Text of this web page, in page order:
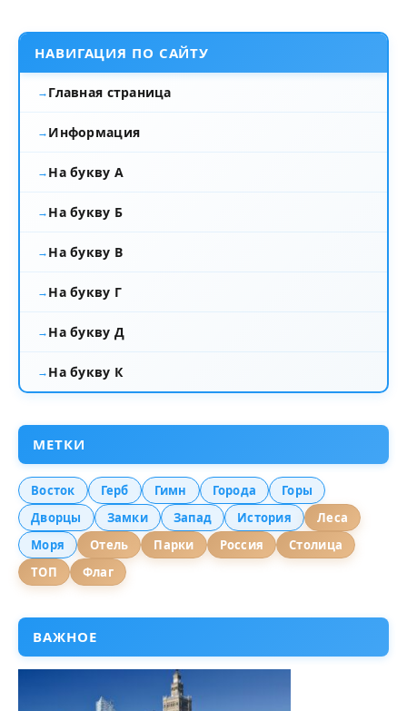
НАВИГАЦИЯ ПО САЙТУ
Главная страница
Информация
На букву А
На букву Б
На букву В
На букву Г
На букву Д
На букву К
МЕТКИ
Восток Герб Гимн Города
Горы
Дворцы
Замки Запад История
Леса
Моря
Отель Парки Россия
Столица
ТОП
Флаг
ВАЖНОЕ